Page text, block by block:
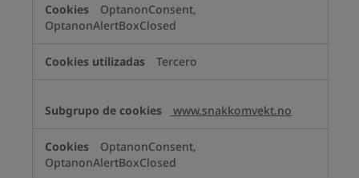
OptanonConsent,
OptanonAlertBoxClosed
Tercero
www.snakkomvekt.no
OptanonConsent,
OptanonAlertBoxClosed